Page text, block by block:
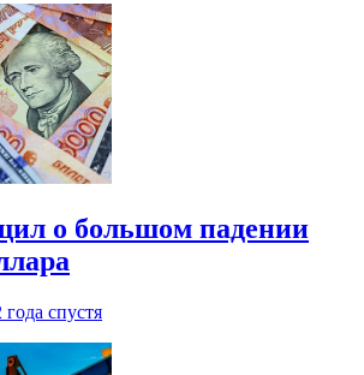
о большом падении
года спустя